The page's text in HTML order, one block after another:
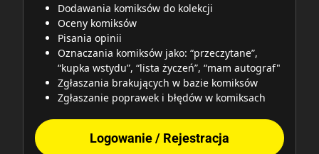
Dodawania komiksów do kolekcji
Oceny komiksów
Pisania opinii
Oznaczania komiksów jako: “przeczytane”,
“kupka wstydu”, “lista życzeń”, “mam autograf"
Zgłaszania brakujących w bazie komiksów
Zgłaszanie poprawek i błędów w komiksach
Logowanie / Rejestracja